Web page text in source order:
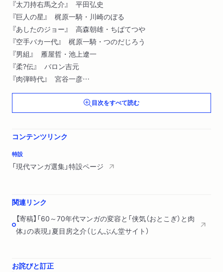
『太刀持右馬之介』 平田弘史
『巨人の星』 梶原一騎・川崎のぼる
『あしたのジョー』 高森朝雄・ちばてつや
『空手バカ一代』 梶原一騎・つのだじろう
『男組』 雁屋哲・池上遼一
『柔?伝』 バロン吉元
『肉弾時代』 宮谷一彦
『友よ急げ』 高寺彰彦
解説 夏目房之介
目次をすべて読む
コンテンツリンク
特設
「現代マンガ選集」特設ページ
関連リンク
【寄稿】「60～70年代マンガの変容と「侠気（おとこぎ）と肉
体」の表現」夏目房之介（じんぶん堂サイト）
お詫びと訂正